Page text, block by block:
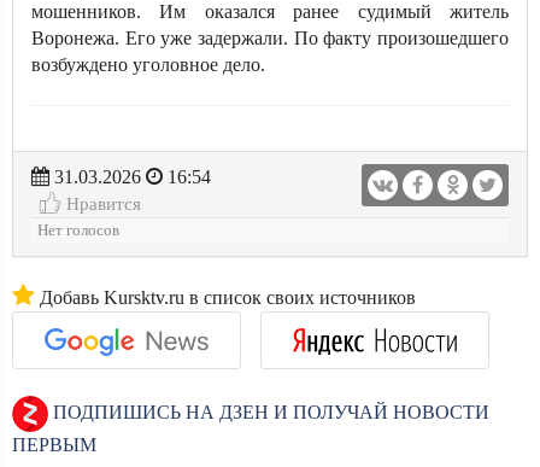
мошенников. Им оказался ранее судимый житель
Воронежа. Его уже задержали. По факту произошедшего
возбуждено уголовное дело.
31.03.2026
16:54
Нравится
Нет голосов
Добавь Kursktv.ru в список своих источников
ПОДПИШИСЬ НА ДЗЕН И ПОЛУЧАЙ НОВОСТИ
ПЕРВЫМ